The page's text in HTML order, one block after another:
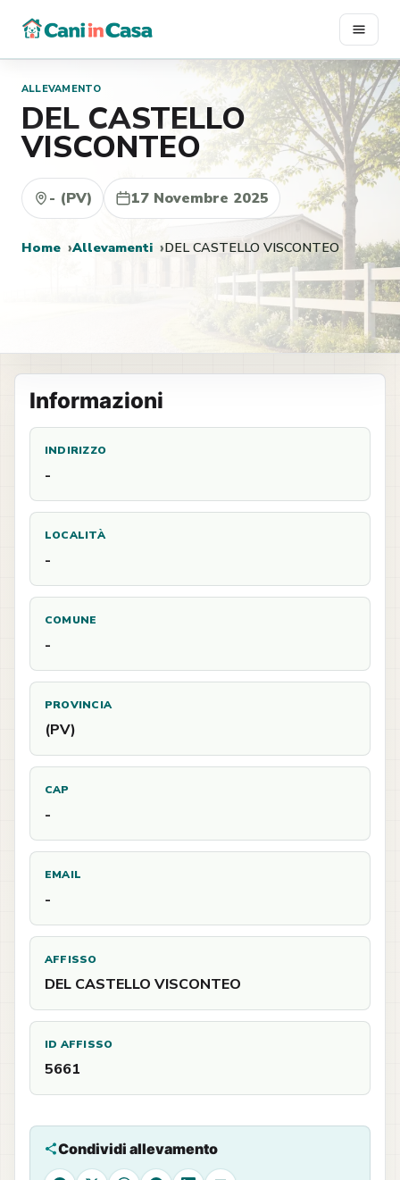
contenuto
ALLEVAMENTO
DEL CASTELLO
VISCONTEO
- (PV) 17 Novembre 2025
Home Allevamenti DEL CASTELLO VISCONTEO
Informazioni
INDIRIZZO
-
LOCALITÀ
-
COMUNE
-
PROVINCIA
(PV)
CAP
-
EMAIL
-
AFFISSO
DEL CASTELLO VISCONTEO
ID AFFISSO
5661
Condividi allevamento